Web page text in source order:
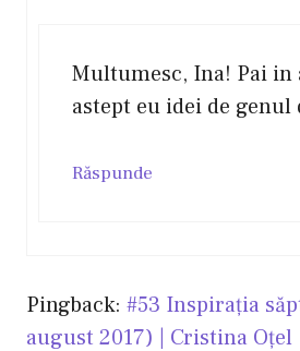
Multumesc, Ina! Pai in
astept eu idei de genul
Răspunde
Pingback: #53 Inspirația
august 2017) | Cristina Oțel